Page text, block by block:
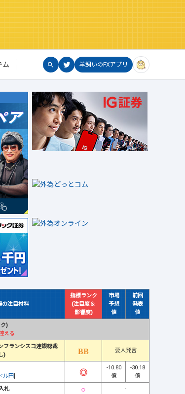
ム 羊飼いのFXアプリ
の注目材料
指標ランク
(注目度＆
影響度)
市場
予想
値
前回
発表
値
)
える
フランシスコ連銀総裁
)
要人発言
ル円]
-10.80
億
-30.18
億
札 -